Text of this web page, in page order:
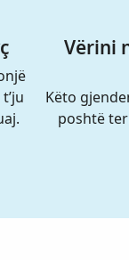
Vërini
Këto
poshtë